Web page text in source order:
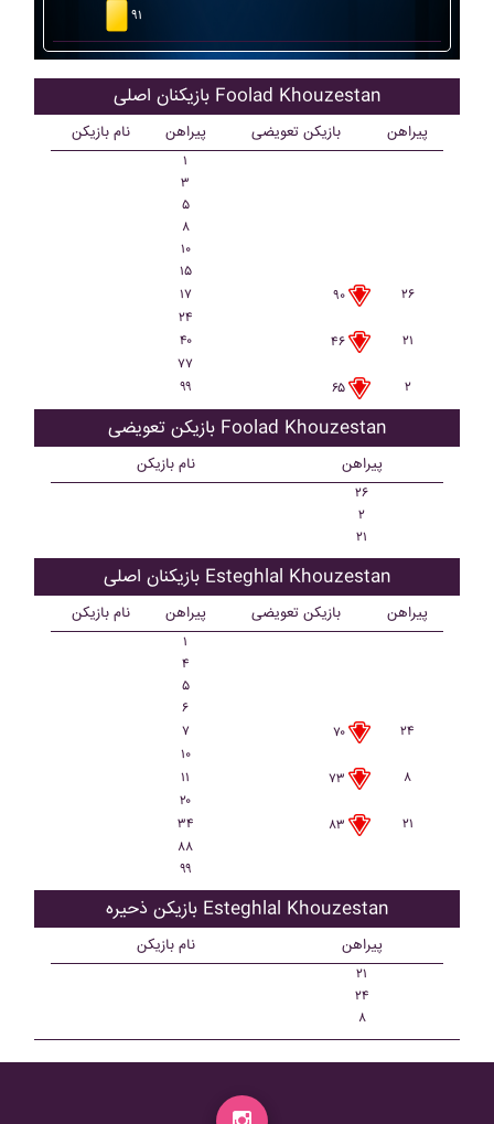
۹۱
بازیکنان اصلی Foolad Khouzestan
نام بازیکن پیراهن بازیکن تعویضی پیراهن
۱
۳
۵
۸
۱۰
۱۵
۱۷
۹۰
۲۶
۲۴
۴۰
۴۶
۲۱
۷۷
۹۹
۶۵ ۲
بازیکن تعویضی Foolad Khouzestan
نام بازیکن پیراهن
۲۶
۲
۲۱
بازیکنان اصلی Esteghlal Khouzestan
نام بازیکن پیراهن بازیکن تعویضی پیراهن
۱
۴
۵
۶
۷
۷۰
۲۴
۱۰
۱۱
۷۳
۸
۲۰
۳۴
۸۳
۲۱
۸۸
۹۹
بازیکن ذحیره Esteghlal Khouzestan
نام بازیکن پیراهن
۲۱
۲۴
۸